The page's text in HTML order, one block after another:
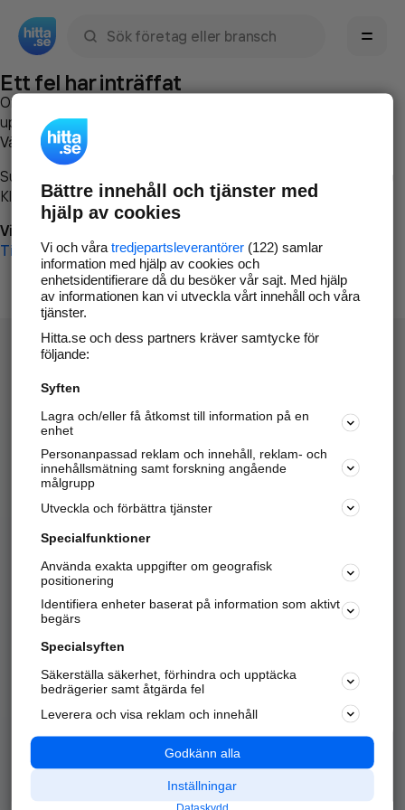
Ett fel har inträffat
Om du vill kan du
uppstod så att vi lättare och snabbare kan avhjälpa det.
Vänligen försök med följande:
Surfa till
Klicka påTillbaka-knappen i webbläsaren och försök igen
Vi beklagar besväret!
Till startsidan
Hitta.se - Gratis nummerupplysning.
Sök företag, personer och platser.
Hitta telefonnummer, adresser, företagsinfo mm.
Marknadsför företaget
Kom igång och annonsera mot
samarbetspartners nära dig.
Alla kategorier
Populära sökningar
API & Kartor
Annonsera
Integritet
Nödnummer
Bättre innehåll och tjänster med
hjälp av cookies
Vi och våra tredjepartsleverantörer(122) samlar
information med hjälp av cookies och
enhetsidentifierare då du besöker vår sajt. Med hjälp
av informationen kan vi utveckla vårt innehåll och våra
tjänster.
Hitta.se och dess partners kräver samtycke för
följande:
Syften
Lagra och/eller få åtkomst till information på en
enhet
Personanpassad reklam och innehåll, reklam- och
innehållsmätning samt forskning angående
målgrupp
Utveckla och förbättra tjänster
Specialfunktioner
Använda exakta uppgifter om geografisk
positionering
Identifiera enheter baserat på information som aktivt
begärs
Specialsyften
Säkerställa säkerhet, förhindra och upptäcka
bedrägerier samt åtgärda fel
Leverera och visa reklam och innehåll
Godkänn alla
Inställningar
Dataskydd